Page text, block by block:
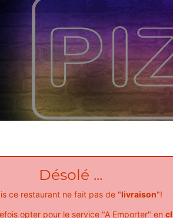
Désolé ...
ce restaurant ne fait pas de "livraison"!
opter pour le service "A Emporter" en